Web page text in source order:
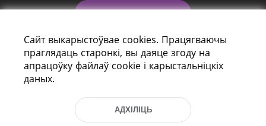
Сайт выкарыстоўвае cookies. Працягваючы
праглядаць старонкі, вы даяце згоду на
апрацоўку файлаў cookie і карыстальніцкіх
даных.
АДХІЛІЦЬ